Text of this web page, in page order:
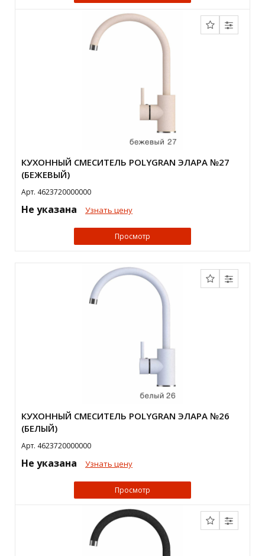
КУХОННЫЙ СМЕСИТЕЛЬ POLYGRAN ЭЛАРА №27
(БЕЖЕВЫЙ)
Арт. 4623720000000
Не указана Узнать цену
Просмотр
КУХОННЫЙ СМЕСИТЕЛЬ POLYGRAN ЭЛАРА №26
(БЕЛЫЙ)
Арт. 4623720000000
Не указана Узнать цену
Просмотр